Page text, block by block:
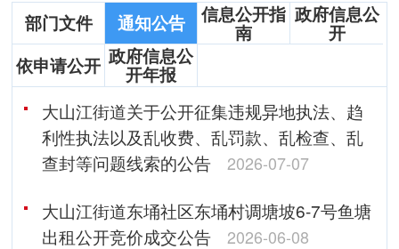
部门文件 通知公告 信息公开指
南
政府信息公
开
依申请公开 政府信息公
开年报
大山江街道关于公开征集违规异地执法、趋
利性执法以及乱收费、乱罚款、乱检查、乱
查封等问题线索的公告
2026-07-07
大山江街道东埇社区东埇村调塘坡6-7号鱼塘
出租公开竞价成交公告
2026-06-08